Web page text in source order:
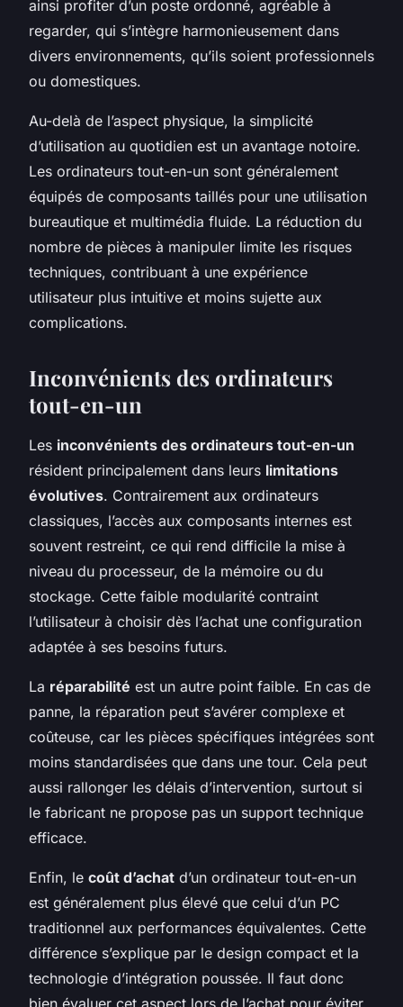
ainsi profiter d’un poste ordonné, agréable à
regarder, qui s’intègre harmonieusement dans
divers environnements, qu’ils soient professionnels
ou domestiques.
Au-delà de l’aspect physique, la simplicité
d’utilisation au quotidien est un avantage notoire.
Les ordinateurs tout-en-un sont généralement
équipés de composants taillés pour une utilisation
bureautique et multimédia fluide. La réduction du
nombre de pièces à manipuler limite les risques
techniques, contribuant à une expérience
utilisateur plus intuitive et moins sujette aux
complications.
Inconvénients des ordinateurs
tout-en-un
Les inconvénients des ordinateurs tout-en-un
résident principalement dans leurs limitations
évolutives. Contrairement aux ordinateurs
classiques, l’accès aux composants internes est
souvent restreint, ce qui rend difficile la mise à
niveau du processeur, de la mémoire ou du
stockage. Cette faible modularité contraint
l’utilisateur à choisir dès l’achat une configuration
adaptée à ses besoins futurs.
La réparabilité est un autre point faible. En cas de
panne, la réparation peut s’avérer complexe et
coûteuse, car les pièces spécifiques intégrées sont
moins standardisées que dans une tour. Cela peut
aussi rallonger les délais d’intervention, surtout si
le fabricant ne propose pas un support technique
efficace.
Enfin, le coût d’achat d’un ordinateur tout-en-un
est généralement plus élevé que celui d’un PC
traditionnel aux performances équivalentes. Cette
différence s’explique par le design compact et la
technologie d’intégration poussée. Il faut donc
bien évaluer cet aspect lors de l’achat pour éviter